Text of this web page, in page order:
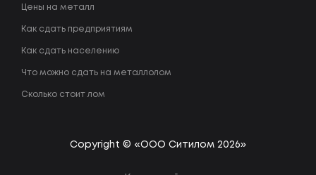
Цены на металл
Как сдать предприятиям
Как сдать населению
Что можно сдать на металлолом
Сколько стоит лом
Copyright © «ООО Ситилом 2026»